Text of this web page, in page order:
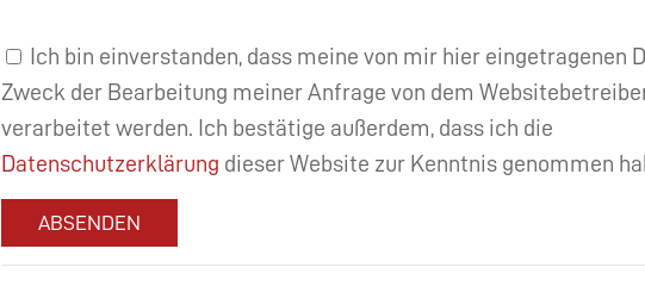
Ich bin einverstanden, dass meine von mir hier eingetragenen
Zweck der Bearbeitung meiner Anfrage von dem
verarbeitet werden. Ich bestätige außerdem, dass ich die
Datenschutzerklärung dieser Website zur Kenntnis genommen
ABSENDEN